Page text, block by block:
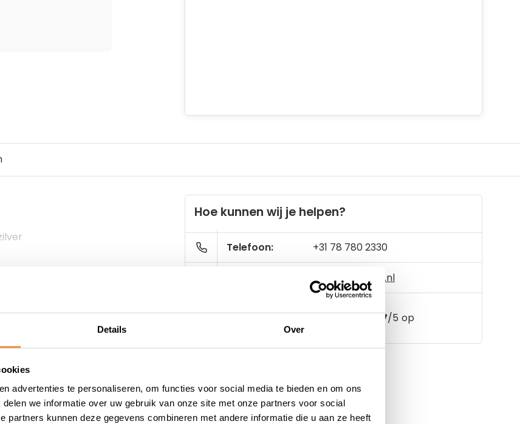
Details Over
advertenties te personaliseren, om functies voor social media te bieden en om ons
we informatie over uw gebruik van onze site met onze partners voor social
partners kunnen deze gegevens combineren met andere informatie die u aan ze heeft
Hoe kunnen wij je helpen?
Telefoon: +31 78 780 2330
info@artsloten.nl
157 klanten geven een 4.7/5 op